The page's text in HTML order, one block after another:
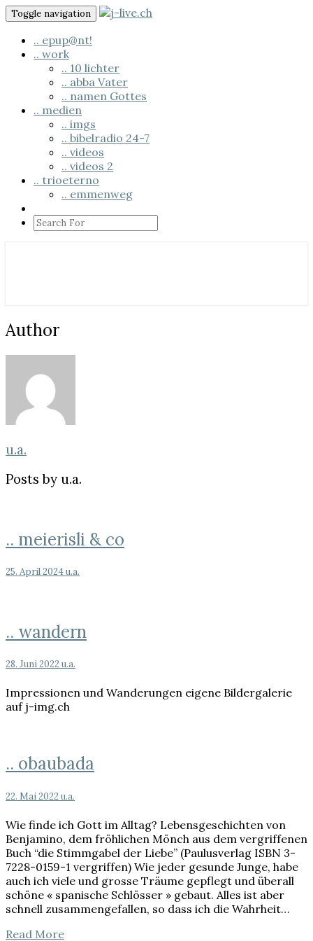
Skip
to
content
Toggle navigation
.. epup@nt!
.. work
.. 10 lichter
.. abba Vater
.. namen Gottes
.. medien
.. imgs
.. bibelradio 24-7
.. videos
.. videos 2
.. trioeterno
.. emmenweg
Search
Icon
Author
u.a.
Posts by u.a.
meierisli
co
.. meierisli & co
25. April 2024u.a.
wandern
.. wandern
28. Juni 2022 u.a.
Impressionen und Wanderungen eigene Bildergalerie
auf j-img.ch
obaubada
.. obaubada
22. Mai 2022 u.a.
Wie finde ich Gott im Alltag? Lebensgeschichten von
Benjamino, dem fröhlichen Mönch aus dem vergriffenen
Buch “die Stimmgabel der Liebe” (Paulusverlag ISBN 3-
7228-0159-1 vergriffen) Wie jeder gesunde Junge, habe
auch ich viele und grosse Träume gepflegt und überall
schöne « spanische Schlösser » gebaut. Alles ist aber
schnell zusammengefallen, so dass ich die Wahrheit…
Read MoreRead